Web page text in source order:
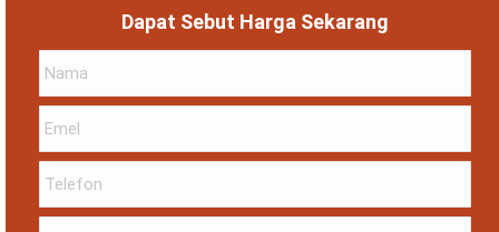
Dapat Sebut Harga Sekarang